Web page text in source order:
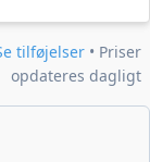
tilføjelser • Priser
opdateres dagligt